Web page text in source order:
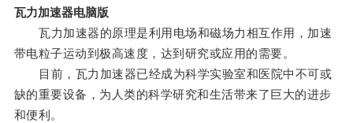
瓦力加速器电脑版
瓦力加速器的原理是利用电场和磁场力相互作用，加速
带电粒子运动到极高速度，达到研究或应用的需要。
目前，瓦力加速器已经成为科学实验室和医院中不可或
缺的重要设备，为人类的科学研究和生活带来了巨大的进步
和便利。